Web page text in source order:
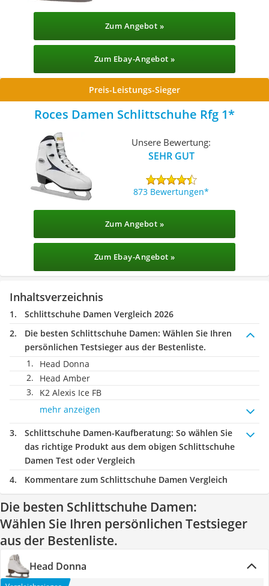
Zum Angebot »
Zum Ebay-Angebot »
Preis-Leistungs-Sieger
Roces Damen Schlittschuhe Rfg 1
Unsere Bewertung:
SEHR GUT
873 Bewertungen
Zum Angebot »
Zum Ebay-Angebot »
Inhaltsverzeichnis
Schlittschuhe Damen Vergleich 2026
Die besten Schlittschuhe Damen: Wählen Sie Ihren
persönlichen Testsieger aus der Bestenliste.
Head Donna
Head Amber
K2 Alexis Ice FB
mehr anzeigen
Schlittschuhe Damen-Kaufberatung: So wählen Sie
das richtige Produkt aus dem obigen Schlittschuhe
Damen Test oder Vergleich
Kommentare zum Schlittschuhe Damen Vergleich
Die besten Schlittschuhe Damen:
Wählen Sie Ihren persönlichen Testsieger
aus der Bestenliste.
Head Donna